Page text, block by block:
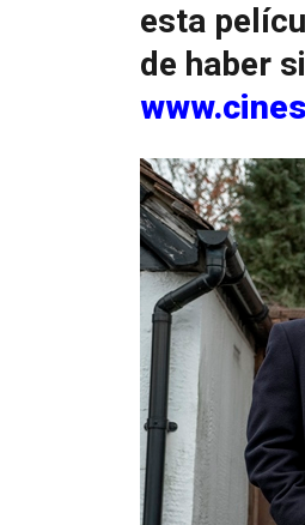
esta
de haber